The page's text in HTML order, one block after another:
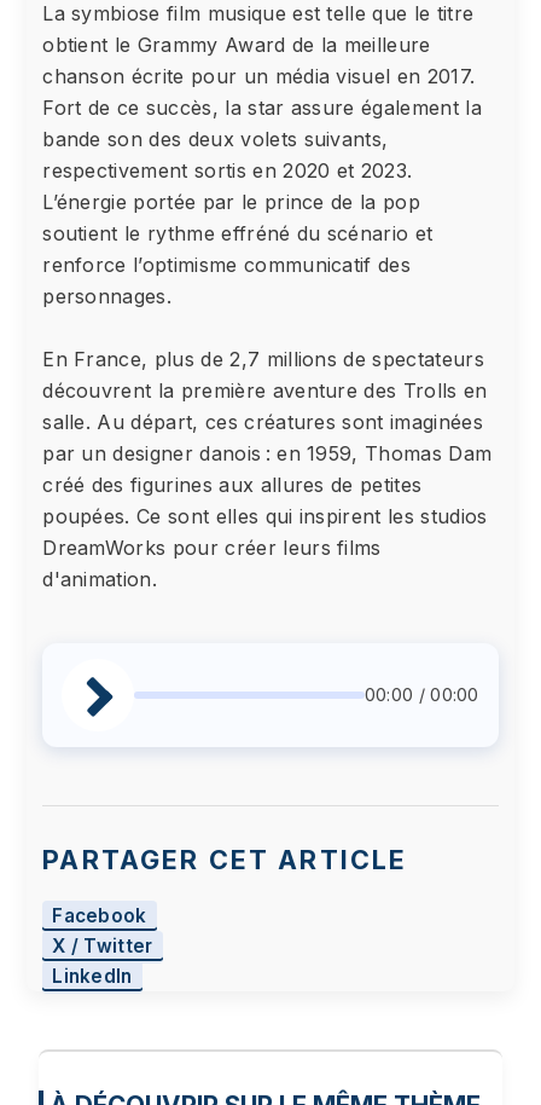
La symbiose film musique est telle que le titre
obtient le Grammy Award de la meilleure
chanson écrite pour un média visuel en 2017.
Fort de ce succès, la star assure également la
bande son des deux volets suivants,
respectivement sortis en 2020 et 2023.
L’énergie portée par le prince de la pop
soutient le rythme effréné du scénario et
renforce l’optimisme communicatif des
personnages.
En France, plus de 2,7 millions de spectateurs
découvrent la première aventure des Trolls en
salle. Au départ, ces créatures sont imaginées
par un designer danois : en 1959, Thomas Dam
créé des figurines aux allures de petites
poupées. Ce sont elles qui inspirent les studios
DreamWorks pour créer leurs films
d'animation.
00:00 / 00:00
PARTAGER CET ARTICLE
Facebook
X / Twitter
LinkedIn